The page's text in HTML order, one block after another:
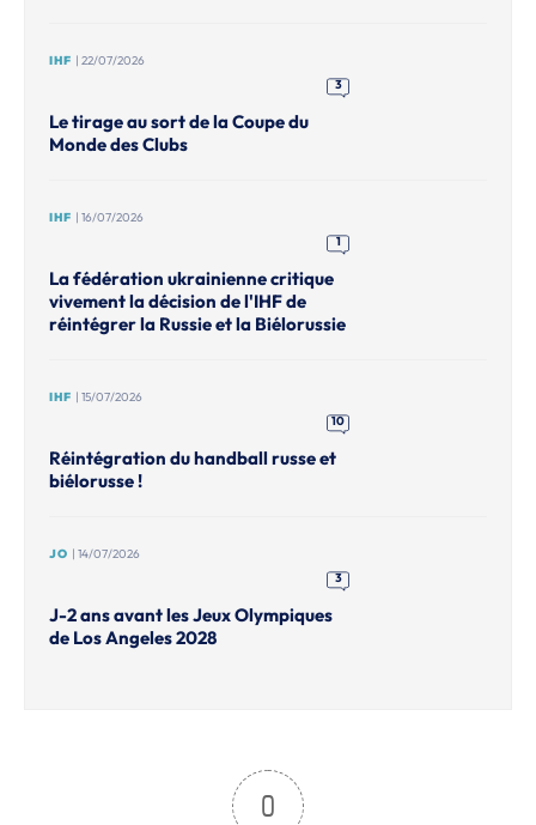
IHF | 22/07/2026
3
Le tirage au sort de la Coupe du
Monde des Clubs
IHF | 16/07/2026
1
La fédération ukrainienne critique
vivement la décision de l'IHF de
réintégrer la Russie et la Biélorussie
IHF | 15/07/2026
10
Réintégration du handball russe et
biélorusse !
JO | 14/07/2026
3
J-2 ans avant les Jeux Olympiques
de Los Angeles 2028
0